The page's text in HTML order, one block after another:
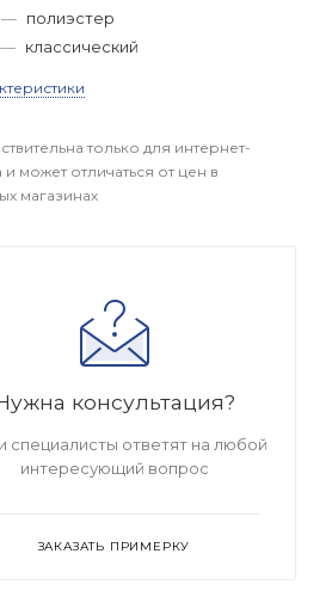
— полиэстер
— классический
только для интернет-
и может отличаться от цен в
магазинах
консультация?
специалисты ответят на любой
интересующий вопрос
ЗАКАЗАТЬ ПРИМЕРКУ